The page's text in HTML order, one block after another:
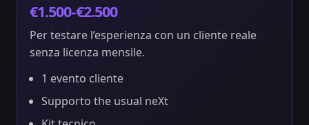
€1.500-€2.500
Per testare l’esperienza con un cliente reale
senza licenza mensile.
1 evento cliente
Supporto the usual neXt